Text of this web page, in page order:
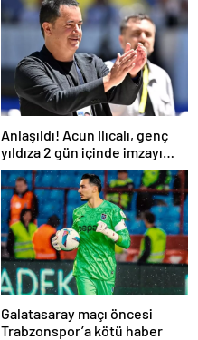
Anlaşıldı! Acun Ilıcalı, genç
yıldıza 2 gün içinde imzayı
attırıyor
Galatasaray maçı öncesi
Trabzonspor’a kötü haber